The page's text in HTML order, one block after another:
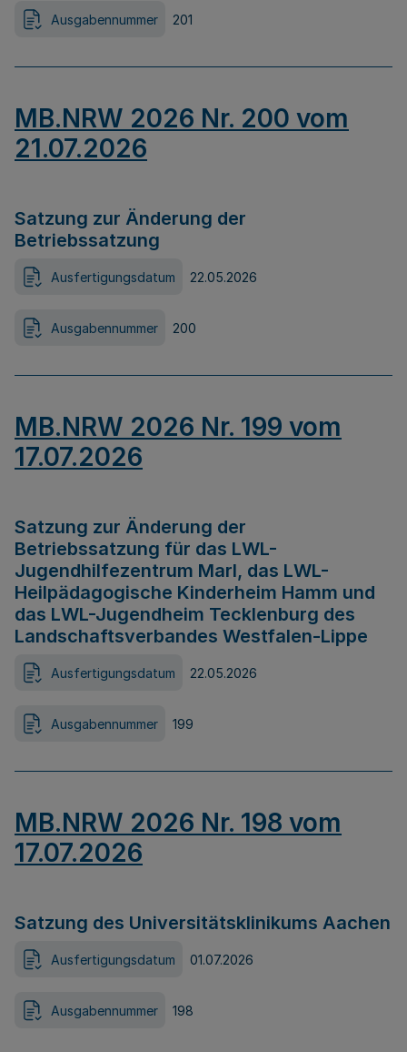
Ausgabennummer 201
MB.NRW 2026 Nr. 200 vom
21.07.2026
Satzung zur Änderung der
Betriebssatzung
Ausfertigungsdatum 22.05.2026
Ausgabennummer 200
MB.NRW 2026 Nr. 199 vom
17.07.2026
Satzung zur Änderung der
Betriebssatzung für das LWL-
Jugendhilfezentrum Marl, das LWL-
Heilpädagogische Kinderheim Hamm und
das LWL-Jugendheim Tecklenburg des
Landschaftsverbandes Westfalen-Lippe
Ausfertigungsdatum 22.05.2026
Ausgabennummer 199
MB.NRW 2026 Nr. 198 vom
17.07.2026
Satzung des Universitätsklinikums Aachen
Ausfertigungsdatum 01.07.2026
Ausgabennummer 198